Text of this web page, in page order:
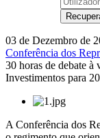
03 de Dezembro de
Conferência dos
30 horas de debate à
Investimentos para
A Conferência dos